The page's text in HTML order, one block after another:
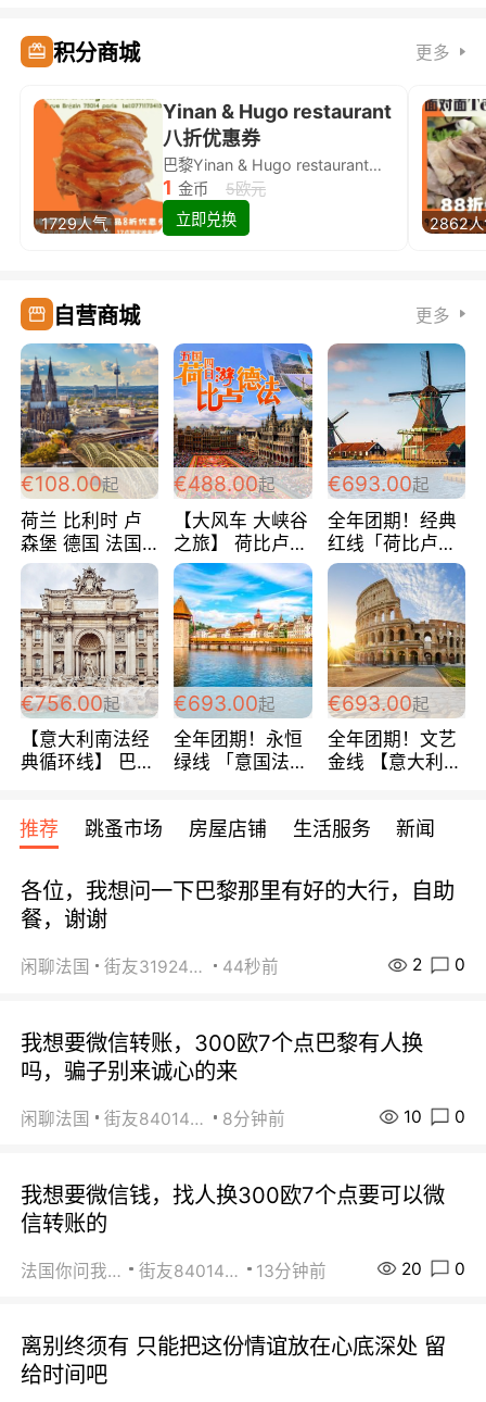
积分商城 更多
1729人气
Yinan & Hugo restaurant
八折优惠券
巴黎Yinan & Hugo restaurant除简餐类全场8折
1 金币
5欧元
立即兑换
2862
自营商城 更多
€108.00起
荷兰 比利时 卢
森堡 德国 法国
超爽玩遍西欧 循
环线 全程四星宾
馆 108欧/人/天
€488.00起
【大风车 大峡谷
之旅】 荷比卢德
法 巴黎上下 经
典五国四日游
488欧/人
€693.00起
全年团期！经典
红线「荷比卢德
法」七天循环 五
国 仅售99欧/人/
天！巴黎上下！
包拼房~
€756.00起
【意大利南法经
典循环线】 巴黎
宾馆 108欧/天起
全程756欧/位
€693.00起
全年团期！永恒
绿线 「意国法
欧/天起 ~包拼房
€693.00起
全年团期！文艺
金线 【意大利一
每周铁发！
推荐 跳蚤市场 房屋店铺 生活服务 新闻
各位，我想问一下巴黎那里有好的大行，自助
餐，谢谢
闲聊法国 街友31924072 44秒前 2 0
我想要微信转账，300欧7个点巴黎有人换
吗，骗子别来诚心的来
闲聊法国 街友84014588 8分钟前 10 0
我想要微信钱，找人换300欧7个点要可以微
信转账的
法国你问我答 街友84014588 13分钟前 20 0
离别终须有 只能把这份情谊放在心底深处 留
给时间吧